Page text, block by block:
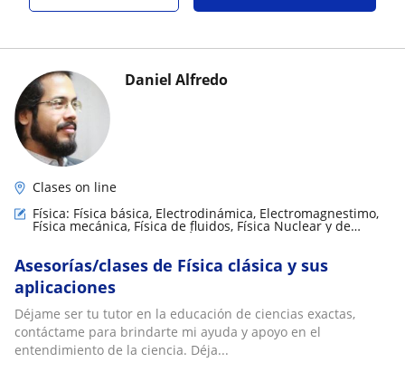
Daniel Alfredo
Clases on line
Física: Física básica, Electrodinámica, Electromagnestimo,
Física mecánica, Física de fluidos, Física Nuclear y de
partículas, Meteorología, Óptica, Termodinámica, Teoría de
Asesorías/clases de Física clásica y sus
aplicaciones
Déjame ser tu tutor en la educación de ciencias exactas,
contáctame para brindarte mi ayuda y apoyo en el
entendimiento de la ciencia. Déja...